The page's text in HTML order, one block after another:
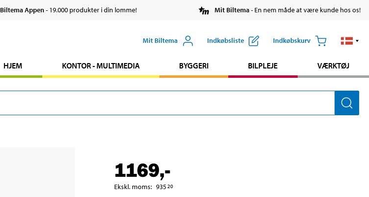
Biltema Appen- 19.000 produkter i din lomme! Mit Biltema- En nem måde at være kunde hos os!
Mit Biltema Indkøbsliste Indkøbskurv
HJEM KONTOR - MULTIMEDIA BYGGERI BILPLEJE VÆRKTØJ
1169,-
Ekskl. moms: 935 20